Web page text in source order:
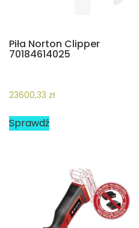
Piła Norton Clipper
70184614025
23600,33 zł
Sprawdź